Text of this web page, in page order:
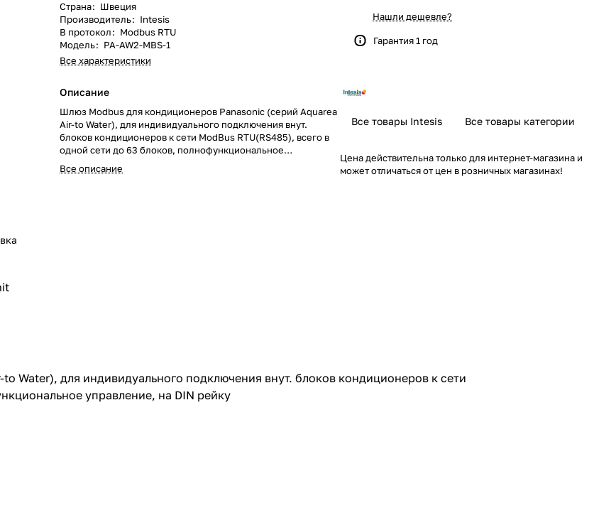
Страна: Швеция
Производитель: Intesis
В протокол: Modbus RTU
Модель: PA-AW2-MBS-1
Все характеристики
Описание
Шлюз Modbus для кондиционеров Panasonic (серий Aquarea
Air-to Water), для индивидуального подключения внут.
блоков кондиционеров к сети ModBus RTU(RS485), всего в
одной сети до 63 блоков, полнофункциональное
управление, на DIN рейку
Все описание
Нашли дешевле?
Гарантия 1 год
Все товары Intesis Все товары категории
Цена действительна только для интернет-магазина и
может отличаться от цен в розничных магазинах!
Water), для индивидуального подключения внут. блоков кондиционеров к сети
управление, на DIN рейку